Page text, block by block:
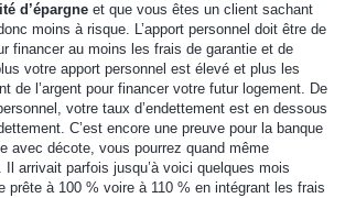
d’épargneet que vous êtes un client sachant
moins à risque. L’apport personnel doit être de
financer au moins les frais de garantie et de
votre apport personnel est élevé et plus les
de l’argent pour financer votre futur logement. De
votre taux d’endettement est en dessous
C’est encore une preuve pour la banque
avec décote, vous pourrez quand même
Il arrivait parfois jusqu’à voici quelques mois
prête à 100 % voire à 110 % en intégrant les frais